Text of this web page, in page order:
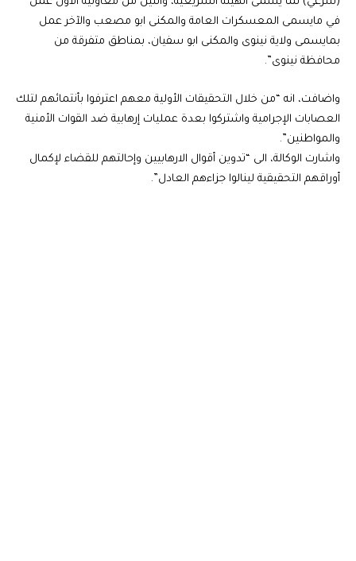
في مايسمى المعسكرات العامة والمكنى ابو مصعب والآخر عمل
بمايسمى ولاية نينوى والمكنى ابو سفيان، بمناطق متفرقة من
محافظة نينوى”.
واضافت، انه “من خلال التحقيقات الأولية معهم اعترفوا بأنتمائهم لتلك
العصابات الإجرامية واشتركوا بعدة عمليات إرهابية ضد القوات الأمنية
والمواطنين”.
واشارت الوكالة، الى “تدوين أقوال الارهابيين وإحالتهم للقضاء لإكمال
أوراقهم التحقيقية لينالوا جزاءهم العادل”.